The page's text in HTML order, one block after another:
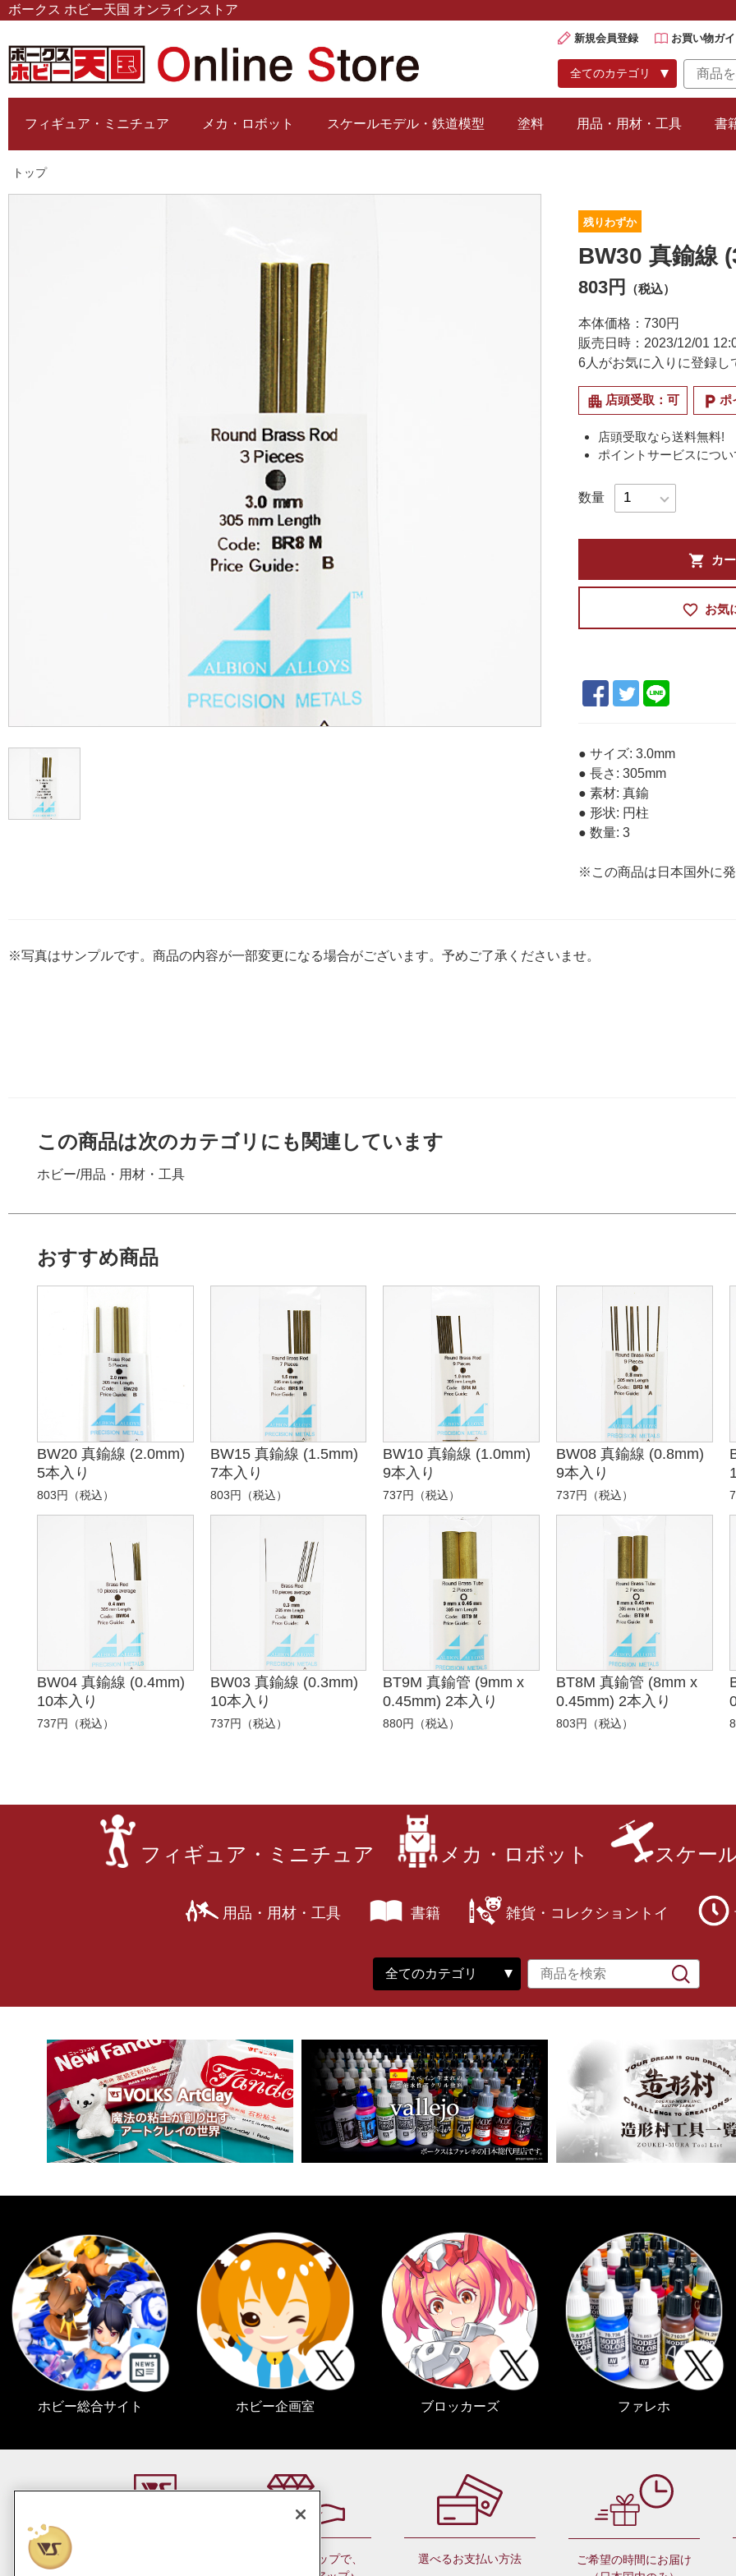
ボークス ホビー天国 オンラインストア
新規会員登録 お買い物ガ
フィギュア・ミニチュア メカ・ロボット スケールモデル・鉄道模型 塗料 用品・用材・工具 書
トップ
残りわずか
BW30 真鍮線
803円 （税込）
本体価格：730円
販売日時：2023/12/01
6 人がお気に入りに登録し
apartment 店頭受取：可 local_parking ポ
店頭受取なら送料無料!
ポイントサービスについ
数量
shopping_cart カ
favorite_border お気
● サイズ: 3.0mm
● 長さ: 305mm
● 素材: 真鍮
● 形状: 円柱
● 数量: 3
※この商品は日本国外に発
※写真はサンプルです。商品の内容が一部変更になる場合がございます。予めご了承くださいませ。
この商品は次のカテゴリにも関連しています
ホビー/用品・用材・工具
おすすめ商品
BW20 真鍮線 (2.0mm)
5本入り
803円（税込）
BW15 真鍮線 (1.5mm)
7本入り
803円（税込）
BW10 真鍮線 (1.0mm)
9本入り
737円（税込）
BW08 真鍮線 (0.8mm)
9本入り
737円（税込）
BW04 真鍮線 (0.4mm)
10本入り
737円（税込）
BW03 真鍮線 (0.3mm)
10本入り
737円（税込）
BT9M 真鍮管 (9mm x
0.45mm) 2本入り
880円（税込）
BT8M 真鍮管 (8mm x
0.45mm) 2本入り
803円（税込）
フィギュア・ミニチュア メカ・ロボット スケー
用品・用材・工具 書籍 雑貨・コレクショントイ
ホビー総合サイト ホビー企画室 ブロッカーズ ファレホ
会員ランクアップで、
選べるお支払い方法
ご希望の時間にお届け